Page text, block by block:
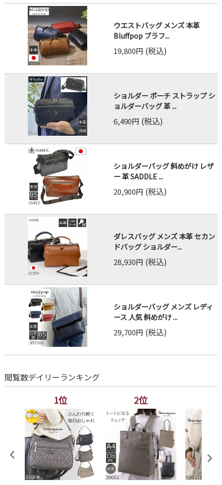
ウエストバッグ メンズ 本革
Bluffpop ブラフ...
19,800円 (税込)
ショルダー ポーチ ストラップ シ
ョルダーバッグ 革 ...
6,490円 (税込)
ショルダーバッグ 斜めがけ レザ
ー 革 SADDLE ...
20,900円 (税込)
ダレスバッグ メンズ 本革 セカン
ドバッグ ショルダー...
28,930円 (税込)
ショルダーバッグ メンズ レディ
ース 人気 斜めがけ ...
29,700円 (税込)
閲覧数デイリーランキング
1位 2位